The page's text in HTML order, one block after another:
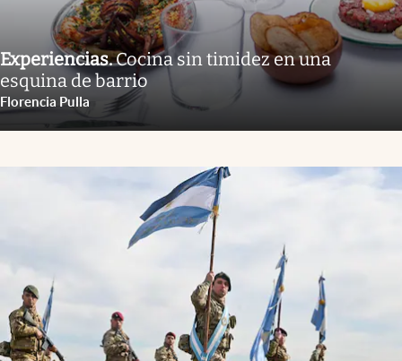
Experiencias.Cocina sin timidez en una
esquina de barrio
Florencia Pulla